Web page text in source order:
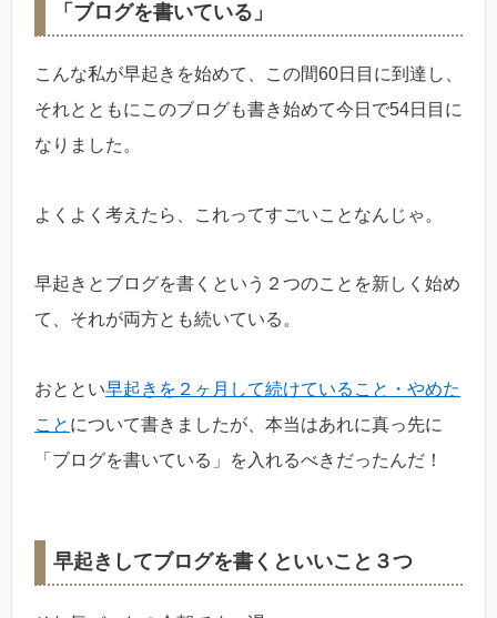
「ブログを書いている」
こんな私が早起きを始めて、この間60日目に到達し、
それとともにこのブログも書き始めて今日で54日目に
なりました。
よくよく考えたら、これってすごいことなんじゃ。
早起きとブログを書くという２つのことを新しく始め
て、それが両方とも続いている。
おととい早起きを２ヶ月して続けていること・やめた
こと について書きましたが、本当はあれに真っ先に
「ブログを書いている」を入れるべきだったんだ！
早起きしてブログを書くといいこと３つ